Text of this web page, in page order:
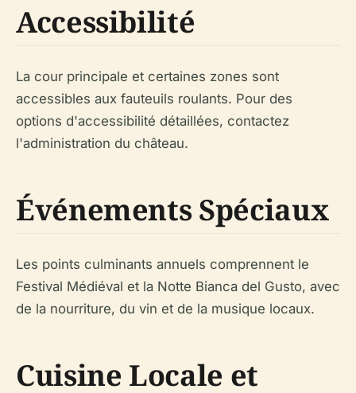
Accessibilité
La cour principale et certaines zones sont
accessibles aux fauteuils roulants. Pour des
options d'accessibilité détaillées, contactez
l'administration du château.
Événements Spéciaux
Les points culminants annuels comprennent le
Festival Médiéval et la Notte Bianca del Gusto, avec
de la nourriture, du vin et de la musique locaux.
Cuisine Locale et